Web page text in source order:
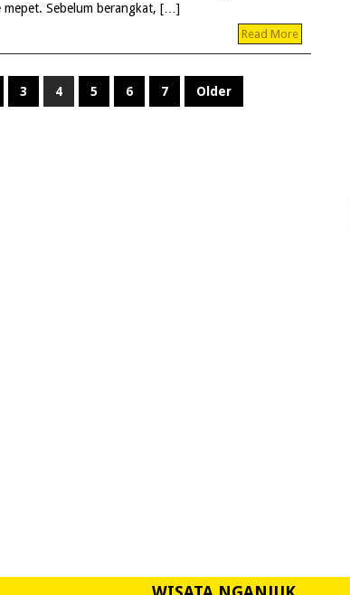
mepet. Sebelum berangkat, […]
Read More
3 4 5 6 7 Older